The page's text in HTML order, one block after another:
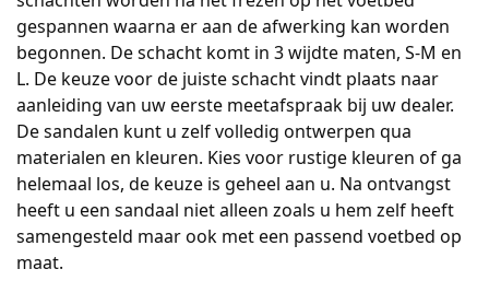
gespannen waarna er aan de afwerking kan worden
begonnen. De schacht komt in 3 wijdte maten, S-M en
L. De keuze voor de juiste schacht vindt plaats naar
aanleiding van uw eerste meetafspraak bij uw dealer.
De sandalen kunt u zelf volledig ontwerpen qua
materialen en kleuren. Kies voor rustige kleuren of ga
helemaal los, de keuze is geheel aan u. Na ontvangst
heeft u een sandaal niet alleen zoals u hem zelf heeft
samengesteld maar ook met een passend voetbed op
maat.